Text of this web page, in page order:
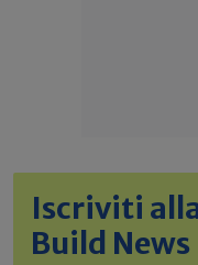
Iscriviti
Build News